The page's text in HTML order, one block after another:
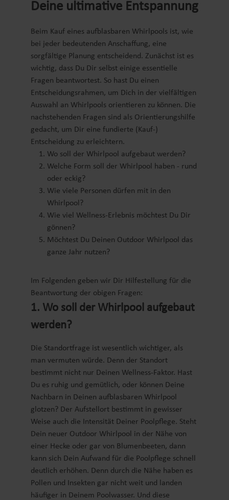
Deine ultimative Entspannung
Beim Kauf eines aufblasbaren Whirlpools ist, wie
bei jeder bedeutenden Anschaffung, eine
sorgfältige Planung entscheidend. Zunächst ist es
wichtig, dass Du Dir selbst einige essentielle
Fragen beantwortest. So hast Du einen
Entscheidungsrahmen, um Dich in der vielfältigen
Auswahl an Whirlpools orientieren zu können. Die
nachstehenden Fragen sind als Orientierungshilfe
gedacht, um Dir eine fundierte (Kauf-)
Entscheidung zu erleichtern.
Wo soll der Whirlpool aufgebaut werden?
Welche Form soll der Whirlpool haben - rund
oder eckig?
Wie viele Personen dürfen mit in den
Whirlpool?
Wie viel Wellness-Erlebnis möchtest Du Dir
gönnen?
Möchtest Du Deinen Outdoor Whirlpool das
ganze Jahr nutzen?
Im Folgenden geben wir Dir Hilfestellung für die
Beantwortung der obigen Fragen:
1. Wo soll der Whirlpool aufgebaut
werden?
Die Standortfrage ist wesentlich wichtiger, als
man vermuten würde. Denn der Standort
bestimmt nicht nur Deinen Wellness-Faktor. Hast
Du es ruhig und gemütlich, oder können Deine
Nachbarn in Deinen aufblasbaren Whirlpool
glotzen? Der Aufstellort bestimmt in gewisser
Weise auch die Intensität Deiner Poolpflege. Steht
Dein neuer Outdoor Whirlpool in der Nähe von
einer Hecke oder gar von Blumenbeeten, dann
kann sich Dein Aufwand für die Poolpflege schnell
deutlich erhöhen. Denn durch die Nähe haben es
Pollen und Insekten gar nicht weit und landen
häufiger in Deinem Poolwasser. Und diese